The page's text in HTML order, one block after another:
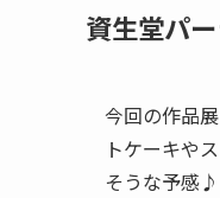
資生堂パ
今回の作品
トケーキや
そうな予感♪